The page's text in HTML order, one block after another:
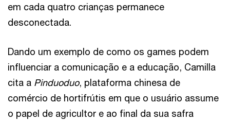
em cada quatro crianças permanece
desconectada.
Dando um exemplo de como os games podem
influenciar a comunicação e a educação, Camilla
cita a Pinduoduo, plataforma chinesa de
comércio de hortifrútis em que o usuário assume
o papel de agricultor e ao final da sua safra